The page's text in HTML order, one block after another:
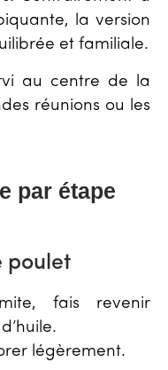
la version
et familiale.
au centre de la
réunions ou les
par étape
poulet
fais revenir
légèrement.